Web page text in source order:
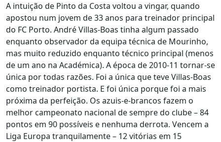
A intuição de Pinto da Costa voltou a vingar, quando
apostou num jovem de 33 anos para treinador principal
do FC Porto. André Villas-Boas tinha algum passado
enquanto observador da equipa técnica de Mourinho,
mas muito reduzido enquanto técnico principal (menos
de um ano na Académica). A época de 2010-11 tornar-se
única por todas razões. Foi a única que teve Villas-Boas
como treinador portista. E foi única porque foi a mais
próxima da perfeição. Os azuis-e-brancos fazem o
melhor campeonato nacional de sempre do clube – 84
pontos em 90 possíveis e nenhuma derrota. Vencem a
Liga Europa tranquilamente – 12 vitórias em 15